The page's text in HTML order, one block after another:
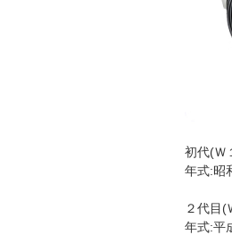
初代(Ｗ
年式:昭
２代目(
年式:平